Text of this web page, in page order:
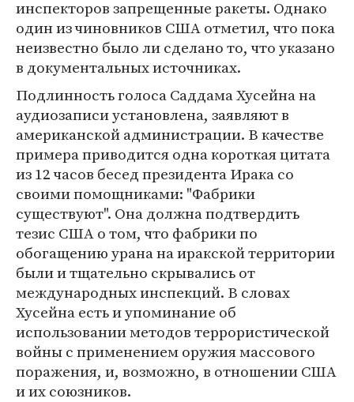
инспекторов запрещенные ракеты. Однако
один из чиновников США отметил, что пока
неизвестно было ли сделано то, что указано
в документальных источниках.
Подлинность голоса Саддама Хусейна на
аудиозаписи установлена, заявляют в
американской администрации. В качестве
примера приводится одна короткая цитата
из 12 часов бесед президента Ирака со
своими помощниками: "Фабрики
существуют". Она должна подтвердить
тезис США о том, что фабрики по
обогащению урана на иракской территории
были и тщательно скрывались от
международных инспекций. В словах
Хусейна есть и упоминание об
использовании методов террористической
войны с применением оружия массового
поражения, и, возможно, в отношении США
и их союзников.